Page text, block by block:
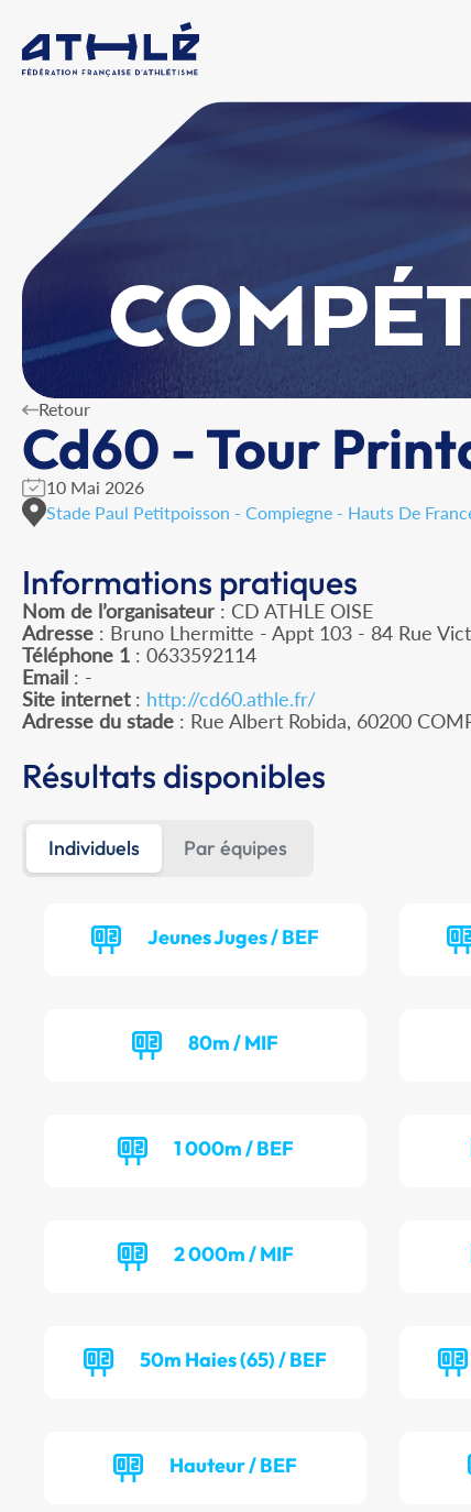
Retour
Cd60 - Tour
10 Mai 2026
Stade Paul Petitpoisson - Compiegne - Hauts De
Informations pratiques
Nom de l’organisateur : CD ATHLE OISE
Adresse : Bruno Lhermitte - Appt 103 - 84 Rue
Téléphone 1 : 0633592114
Email : -
Site internet: http://cd60.athle.fr/
Adresse du stade : Rue Albert Robida, 60200
Résultats disponibles
Individuels Par équipes
Jeunes Juges / BEF
80m / MIF
1 000m / BEF
2 000m / MIF
50m Haies (65) / BEF
Hauteur / BEF